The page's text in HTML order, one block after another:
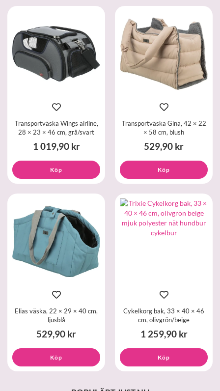
Transportväska Wings airline,
28 × 23 × 46 cm, grå/svart
1 019,90 kr
Köp
Transportväska Gina, 42 × 22
× 58 cm, blush
529,90 kr
Köp
Elias väska, 22 × 29 × 40 cm,
ljusblå
529,90 kr
Köp
Cykelkorg bak, 33 × 40 × 46
cm, olivgrön/beige
1 259,90 kr
Köp